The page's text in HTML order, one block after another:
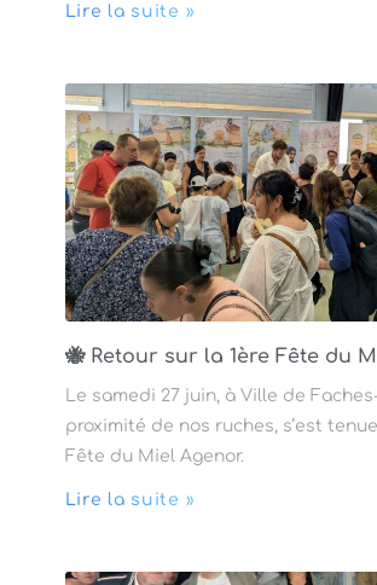
Lire la suite »
🐝 Retour sur la 1ère Fête du
Le samedi 27 juin, à Ville de
proximité de nos ruches, s’est
Fête du Miel Agenor.
Lire la suite »